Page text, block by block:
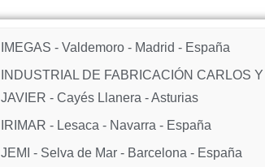
IMEGAS - Valdemoro - Madrid - España
INDUSTRIAL DE FABRICACIÓN CARLOS Y
JAVIER - Cayés Llanera - Asturias
IRIMAR - Lesaca - Navarra - España
JEMI - Selva de Mar - Barcelona - España